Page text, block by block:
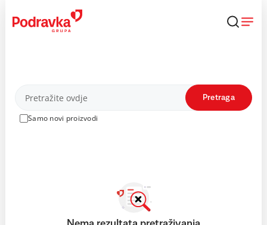
content
Proizvodi
Samo novi proizvodi
Pretraga